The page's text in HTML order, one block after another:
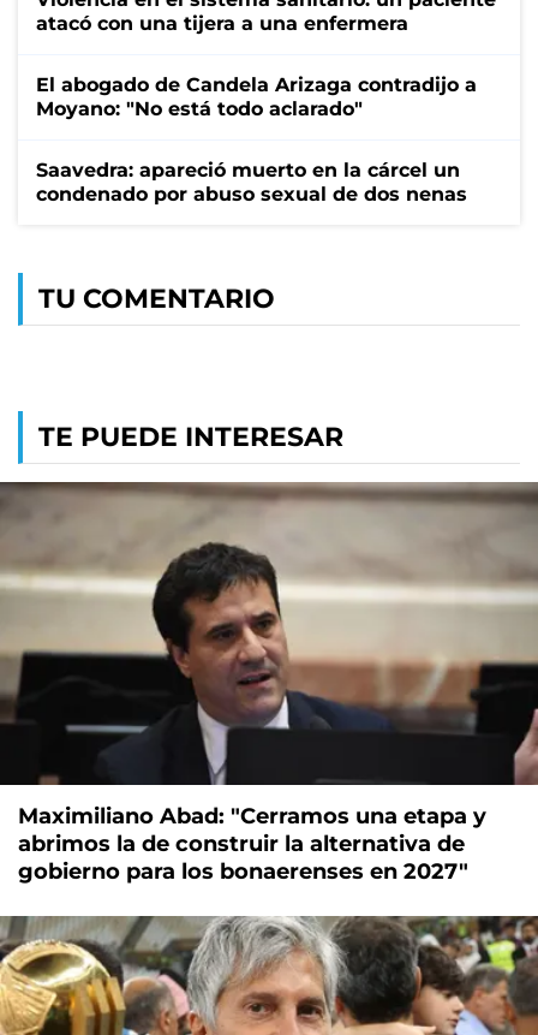
atacó con una tijera a una enfermera
El abogado de Candela Arizaga contradijo a
Moyano: "No está todo aclarado"
Saavedra: apareció muerto en la cárcel un
condenado por abuso sexual de dos nenas
TU COMENTARIO
TE PUEDE INTERESAR
Maximiliano Abad: "Cerramos una etapa y
abrimos la de construir la alternativa de
gobierno para los bonaerenses en 2027"